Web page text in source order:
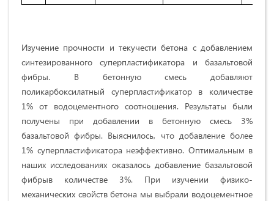
Изучение прочности и текучести бетона с добавлением
синтезированного суперпластификатора и базальтовой
фибры. В бетонную смесь добавляют
поликарбоксилатный суперпластификатор в количестве
1% от водоцементного соотношения. Результаты были
получены при добавлении в бетонную смесь 3%
базальтовой фибры. Выяснилось, что добавление более
1% суперпластификатора неэффективно. Оптимальным в
наших исследованиях оказалось добавление базальтовой
фибрыв количестве 3%. При изучении физико-
механических свойств бетона мы выбрали водоцементное